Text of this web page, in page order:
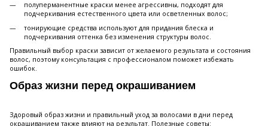
полуперманентные краски менее агрессивны, подходят для
подчеркивания естественного цвета или осветленных волос;
тонирующие средства используют для придания блеска и
подчеркивания оттенка без изменения структуры волос.
Правильный выбор краски зависит от желаемого результата и состояния
волос, поэтому консультация с профессионалом поможет избежать
ошибок.
Образ жизни перед окрашиванием
Здоровый образ жизни и правильный уход за волосами в дни перед
окрашиванием также влияют на результат. Полезные советы: